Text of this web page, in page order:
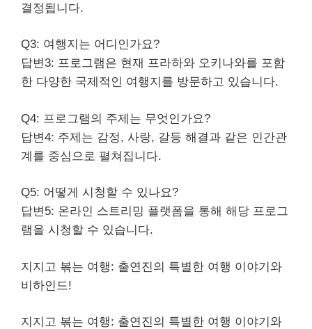
결정됩니다.
Q3: 여행지는 어디인가요?
답변3: 프로그램은 현재 프라하와 오키나와를 포함
한 다양한 국제적인 여행지를 방문하고 있습니다.
Q4: 프로그램의 주제는 무엇인가요?
답변4: 주제는 감정, 사랑, 갈등 해결과 같은 인간관
계를 중심으로 펼쳐집니다.
Q5: 어떻게 시청할 수 있나요?
답변5: 온라인 스트리밍 플랫폼을 통해 해당 프로그
램을 시청할 수 있습니다.
지지고 볶는 여행: 출연진의 특별한 여행 이야기와
비하인드!
지지고 볶는 여행: 출연진의 특별한 여행 이야기와